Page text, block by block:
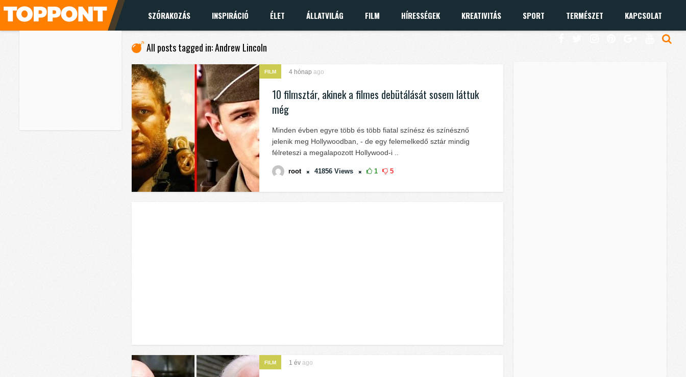
SZÓRAKOZÁS INSPIRÁCIÓ ÉLET ÁLLATVILÁG FILM HÍRESSÉGEK KREATIVITÁS SPORT TERMÉSZET KAPCSOLAT
All posts tagged in: Andrew Lincoln
FILM 4 hónap ago
10 filmsztár, akinek a filmes debütálását sosem láttuk
még
Minden évben egyre több és több fiatal színész és színésznő
jelenik meg Hollywoodban, - de egy felemelkedő sztár mindig
félreteszi a megalapozott Hollywood-i ..
root 41856 Views 1 5
FILM 1 év ago